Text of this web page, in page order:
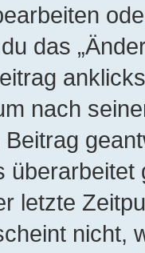
das
nach
letzte
nicht,